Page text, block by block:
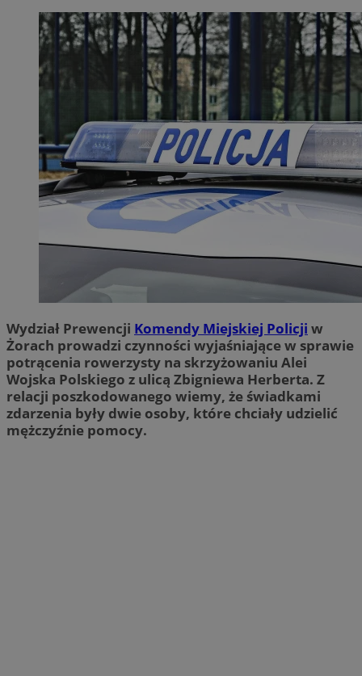
Wydział Prewencji Komendy Miejskiej Policji w
Żorach prowadzi czynności wyjaśniające w sprawie
potrącenia rowerzysty na skrzyżowaniu Alei
Wojska Polskiego z ulicą Zbigniewa Herberta. Z
relacji poszkodowanego wiemy, że świadkami
zdarzenia były dwie osoby, które chciały udzielić
mężczyźnie pomocy.